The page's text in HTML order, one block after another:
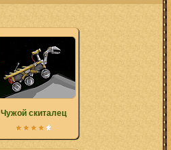
Чужой скиталец